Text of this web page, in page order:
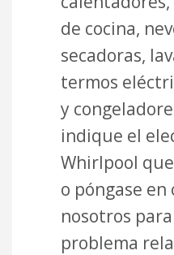
de cocina,
secadoras,
termos
y
indique el
Whirlpool
o póngase
nosotros
problema